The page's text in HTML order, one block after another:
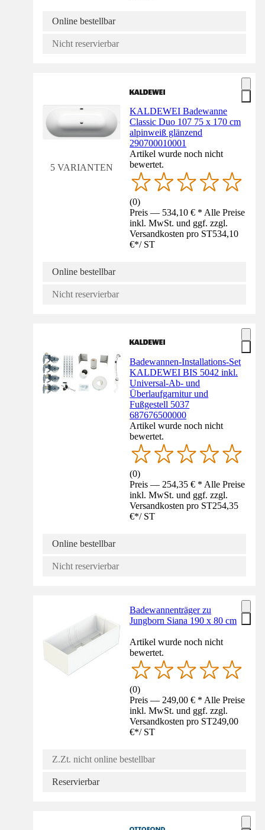
Online bestellbar
Nicht reservierbar
5 VARIANTEN
KALDEWEI Badewanne
Classic Duo 107 75 x 170 cm
alpinweiß glänzend
290700010001
Artikel wurde noch nicht
bewertet.
(0)
Preis — 534,10 € * Alle Preise
inkl. MwSt. und ggf. zzgl.
Versandkosten pro ST534,10
€*/ ST
Online bestellbar
Nicht reservierbar
Badewannen-Installations-Set
KALDEWEI BIS 5042 inkl.
Universal-Ab- und
Überlaufgarnitur und
Fußgestell 5037
687676500000
Artikel wurde noch nicht
bewertet.
(0)
Preis — 254,35 € * Alle Preise
inkl. MwSt. und ggf. zzgl.
Versandkosten pro ST254,35
€*/ ST
Online bestellbar
Nicht reservierbar
Badewannenträger zu
Jungborn Siana 190 x 80 cm
Artikel wurde noch nicht
bewertet.
(0)
Preis — 249,00 € * Alle Preise
inkl. MwSt. und ggf. zzgl.
Versandkosten pro ST249,00
€*/ ST
Z.Zt. nicht online bestellbar
Reservierbar